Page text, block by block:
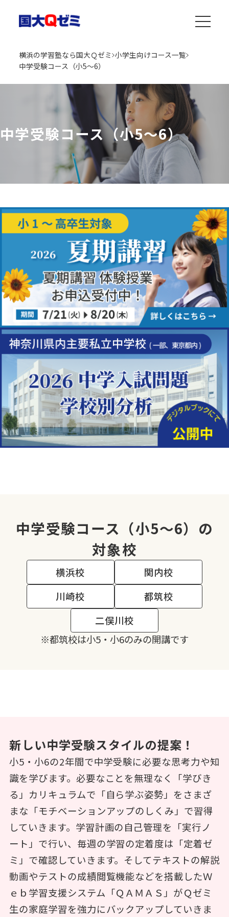
横浜の学習塾なら国大Ｑゼミ 小学生向けコース一覧
中学受験コース（小5～6）
中学受験コース（小5～6）
中学受験コース（小5～6）の
対象校
横浜校
関内校
川崎校
都筑校
二俣川校
※都筑校は小5・小6のみの開講です
新しい中学受験スタイルの提案！
小5・小6の2年間で中学受験に必要な思考力や知
識を学びます。必要なことを無理なく「学びき
る」カリキュラムで「自ら学ぶ姿勢」をさまざ
まな「モチベーションアップのしくみ」で習得
していきます。学習計画の自己管理を「実行ノ
ート」で行い、毎週の学習の定着度は「定着ゼ
ミ」で確認していきます。そしてテキストの解説
動画やテストの成績閲覧機能などを搭載したＷ
ｅｂ学習支援システム「ＱＡＭＡＳ」がＱゼミ
生の家庭学習を強力にバックアップしていきま